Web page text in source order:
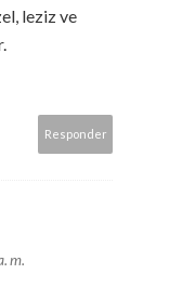
leziz ve
Responder
m.